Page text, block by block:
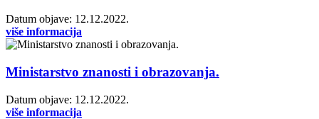
Datum objave: 12.12.2022.
više informacija
Ministarstvo znanosti i obrazovanja.
Datum objave: 12.12.2022.
više informacija